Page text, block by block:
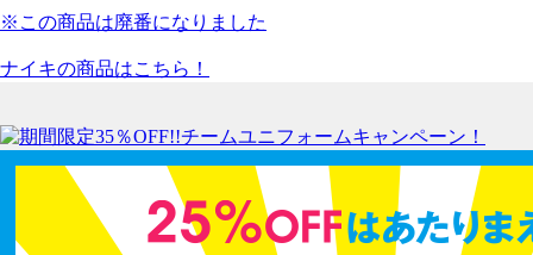
※この商品は廃番になりました
ナイキの商品はこちら！